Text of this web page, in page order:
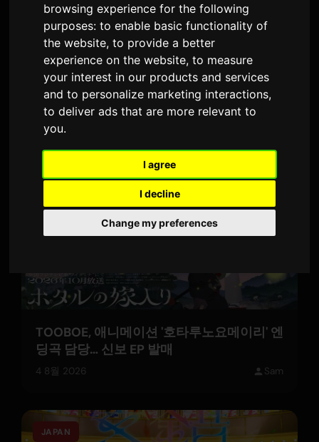
browsing experience for the following
purposes:to enable basic functionality of
the website,to provide a better
experience on the website,to measure
your interest in our products and services
and to personalize marketing interactions,
to deliver ads that are more relevant to
you.
I agree
I decline
Change my preferences
JAPAN
YOASOBI의 '유우샤', 2026 롤라팔
루자 메인 무대에서 Shazam 검색
2위 기록
YOASOBI의 곡 '유우샤'가 2026년 롤라팔루자
의 메인 스테이지에서 Shazam 검색 2위를 기
록했습니다. 듀오는 페스티벌 동안 버드 라이
트 스테이지에서 공연을 선보였습니다.
4 8월 2026
JAPAN
TOOBOE, 애니메이션 '호타루노요메이리' 엔
딩곡 담당… 신보 EP 발매
4 8월 2026 Sam
JAPAN